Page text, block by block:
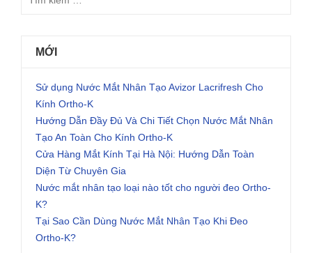
MỚI
Sử dụng Nước Mắt Nhân Tạo Avizor Lacrifresh Cho
Kính Ortho-K
Hướng Dẫn Đầy Đủ Và Chi Tiết Chọn Nước Mắt Nhân
Tạo An Toàn Cho Kính Ortho-K
Cửa Hàng Mắt Kính Tại Hà Nội: Hướng Dẫn Toàn
Diện Từ Chuyên Gia
Nước mắt nhân tạo loại nào tốt cho người đeo Ortho-
K?
Tại Sao Cần Dùng Nước Mắt Nhân Tạo Khi Đeo
Ortho-K?